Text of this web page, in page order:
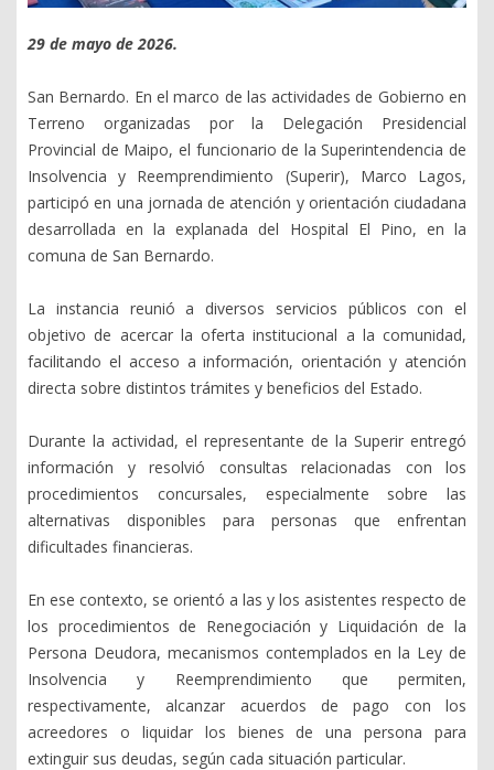
29 de mayo de 2026.
San Bernardo. En el marco de las actividades de Gobierno en
Terreno organizadas por la Delegación Presidencial
Provincial de Maipo, el funcionario de la Superintendencia de
Insolvencia y Reemprendimiento (Superir), Marco Lagos,
participó en una jornada de atención y orientación ciudadana
desarrollada en la explanada del Hospital El Pino, en la
comuna de San Bernardo.
La instancia reunió a diversos servicios públicos con el
objetivo de acercar la oferta institucional a la comunidad,
facilitando el acceso a información, orientación y atención
directa sobre distintos trámites y beneficios del Estado.
Durante la actividad, el representante de la Superir entregó
información y resolvió consultas relacionadas con los
procedimientos concursales, especialmente sobre las
alternativas disponibles para personas que enfrentan
dificultades financieras.
En ese contexto, se orientó a las y los asistentes respecto de
los procedimientos de Renegociación y Liquidación de la
Persona Deudora, mecanismos contemplados en la Ley de
Insolvencia y Reemprendimiento que permiten,
respectivamente, alcanzar acuerdos de pago con los
acreedores o liquidar los bienes de una persona para
extinguir sus deudas, según cada situación particular.